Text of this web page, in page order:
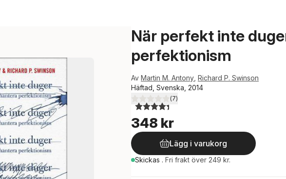
När perfekt inte
perfektionism
Av Martin M. Antony Richard P. Swinson
Häftad, Svenska, 2014
4,4utav 5 stjärnor. Totalt antal röster:
(7)
348 kr
Lägg i varukorg
Skickas . Fri frakt över 249 kr.